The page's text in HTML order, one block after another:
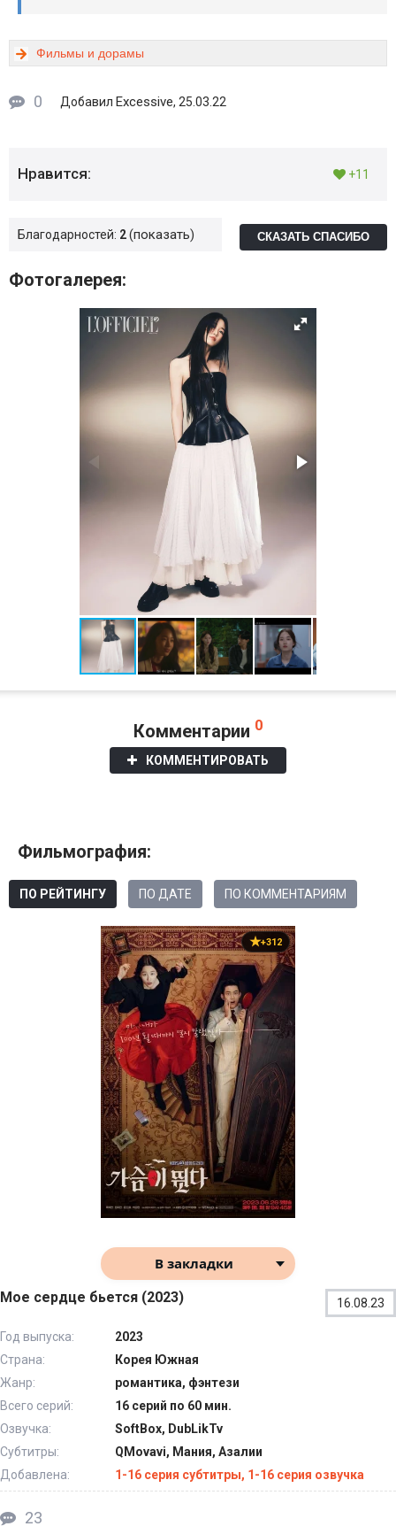
Фильмы и дорамы
0 Добавил Excessive, 25.03.22
Нравится: +11
Благодарностей: 2 показать СКАЗАТЬ СПАСИБО
Фотогалерея:
Комментарии 0
КОММЕНТИРОВАТЬ
Фильмография:
ПО РЕЙТИНГУ ПО ДАТЕ ПО КОММЕНТАРИЯМ
+312
В закладки
Мое сердце бьется (2023) 16.08.23
Год выпуска:
2023
Страна:
Корея Южная
Жанр:
романтика, фэнтези
Всего серий:
16 серий по 60 мин.
Озвучка:
SoftBox, DubLikTv
Субтитры:
QMovavi, Мания, Азалии
Добавлена:
1-16 серия субтитры, 1-16 серия озвучка
23